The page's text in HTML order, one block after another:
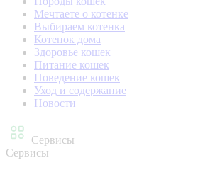
Мечтаете о котенке
Выбираем котенка
Котенок дома
Здоровье кошек
Питание кошек
Поведение кошек
Уход и содержание
Новости
Сервисы
Сервисы